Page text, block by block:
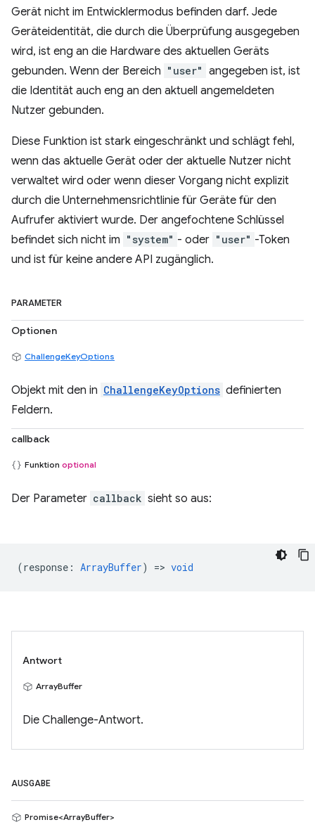
Gerät nicht im Entwicklermodus befinden darf. Jede
Geräteidentität, die durch die Überprüfung ausgegeben
wird, ist eng an die Hardware des aktuellen Geräts
gebunden. Wenn der Bereich "user" angegeben ist, ist
die Identität auch eng an den aktuell angemeldeten
Nutzer gebunden.
Diese Funktion ist stark eingeschränkt und schlägt fehl,
wenn das aktuelle Gerät oder der aktuelle Nutzer nicht
verwaltet wird oder wenn dieser Vorgang nicht explizit
durch die Unternehmensrichtlinie für Geräte für den
Aufrufer aktiviert wurde. Der angefochtene Schlüssel
befindet sich nicht im "system" - oder "user" -Token
und ist für keine andere API zugänglich.
PARAMETER
Optionen
ChallengeKeyOptions
Objekt mit den in ChallengeKeyOptions definierten
Feldern.
callback
Funktion optional
Der Parameter callback sieht so aus:
(response : ArrayBuffer) => void
Antwort
ArrayBuffer
Die Challenge-Antwort.
AUSGABE
Promise<ArrayBuffer>